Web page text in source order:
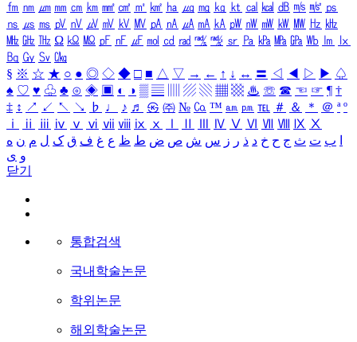
㎙ ㎚ ㎛ ㎜ ㎝ ㎞ ㎟ ㎠ ㎡ ㎢ ㏊ ㎍ ㎎ ㎏ ㏏ ㎈ ㎉ ㏈ ㎧ ㎨ ㎰
㎱ ㎲ ㎳ ㎴ ㎵ ㎶ ㎷ ㎸ ㎹ ㎀ ㎁ ㎂ ㎃ ㎄ ㎺ ㎻ ㎽ ㎾ ㎿ ㎐ ㎑
㎒ ㎓ ㎔ Ω ㏀ ㏁ ㎊ ㎋ ㎌ ㏖ ㏅ ㎭ ㎮ ㎯ ㏛ ㎩ ㎪ ㎫ ㎬ ㏝ ㏐
㏓
㏃ ㏉ ㏜ ㏆
§ ※ ☆ ★ ○ ● ◎ ◇ ◆ □ ■ △ ▽ → ← ↑ ↓ ↔ 〓 ◁ ◀ ▷ ▶ ♤
♠ ♡ ♥ ♧ ♣ ⊙ ◈ ▣ ◐ ◑ ▒ ▤ ▨ ▧ ▦ ▩ ♨ ☏ ☎ ☜ ☞ ¶ †
‡ ↕ ↗ ↙ ↖ ↘ ♭ ♩ ♪ ♬ ㉿ ㈜ № ㏇ ™ ㏂ ㏘ ℡ ＃ ＆ ＊ ＠ ª º
ⅰ
ⅱ ⅲ ⅳ ⅴ ⅵ ⅶ ⅷ ⅸ ⅹ Ⅳ Ⅴ Ⅵ Ⅶ Ⅷ Ⅸ Ⅹ
ب ت ث ج ح خ د ذ ر ز س ش ص ض ط ظ ع غ ف ق ک ل م ن ه
و ی
닫기
통합검색
국내학술논문
학위논문
해외학술논문